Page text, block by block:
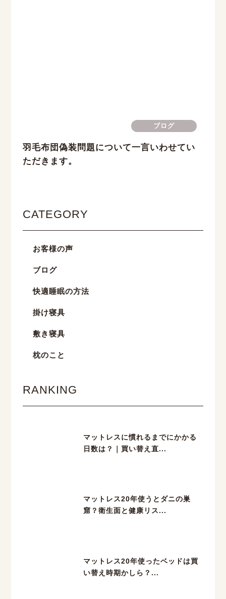
ブログ
羽毛布団偽装問題について一言いわせてい
ただきます。
CATEGORY
お客様の声
ブログ
快適睡眠の方法
掛け寝具
敷き寝具
枕のこと
RANKING
マットレスに慣れるまでにかかる
日数は？｜買い替え直...
マットレス20年使うとダニの巣
窟？衛生面と健康リス...
マットレス20年使ったベッドは買
い替え時期かしら？...